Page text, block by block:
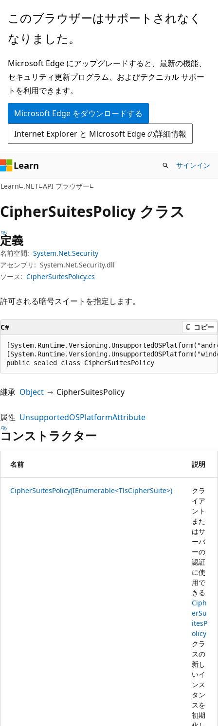
メ
ン
ン
テ
ン
ツ
に
ス
キ
ッ
プ
ペ
ジ
ナ
ビ
ゲ
ー
シ
ョ
ン
に
ス
キ
ッ
プ
このブラウザーはサポートされなく
なりました。
Microsoft Edge にアップグレードすると、最新の機能、
セキュリティ更新プログラム、およびテクニカル サポー
トを利用できます。
Microsoft Edge をダウンロードする
Internet Explorer と Microsoft Edge の詳細情報
Learn サインイン
Learn .NET API ブラウザー
CipherSuitesPolicy クラス
定義
名前空間: System.Net.Security
アセンブリ: System.Net.Security.dll
ソース: CipherSuitesPolicy.cs
許可される暗号スイートを指定します。
C# コピー
public sealed class CipherSuitesPolicy
継承 Object CipherSuitesPolicy
属性 UnsupportedOSPlatformAttribute
コンストラクター
名前 説明
CipherSuitesPolicy(IEnumerable<TlsCipherSuite>)
クラ
イア
ント
また
はサ
ーバ
ーの
認証
に使
用で
きる
Ciph
erSu
itesP
olicy
クラ
スの
新し
いイ
ンス
タン
スを
初期